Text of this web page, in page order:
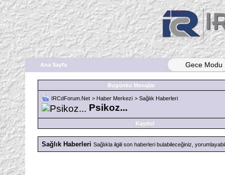
Ana Sayfa Gece Modu
Bugünkü Mesajlar
IRCdForum.Net > Haber Merkezi > Sağlık Haberleri
Psikoz...
Kaydol
Sağlık Haberleri Sağlıkla ilgili son haberleri bulabileceğiniz,